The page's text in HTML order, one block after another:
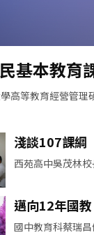
基本教育
高等教育經營管理
淺談107課綱
西苑高中吳茂林
邁向12年國
教育列車
國中教育科蔡瑞